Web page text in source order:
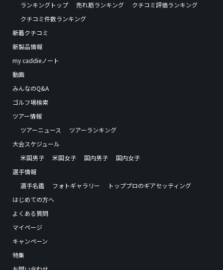
ランキングトップ
売れ筋ランキング
クチコミ評価ランキング
クチコミ件数ランキング
新着クチコミ
新製品情報
my caddieノート
動画
みんなのQ&A
ゴルフ場検索
ツアー情報
ツアーニュース
ツアーランキング
大会スケジュール
米国男子
米国女子 国内男子
国内女子
選手情報
選手名鑑
フォトギャラリー
トッププロのギアセッティング
はじめての方へ
よくある質問
マイページ
キャンペーン
特集